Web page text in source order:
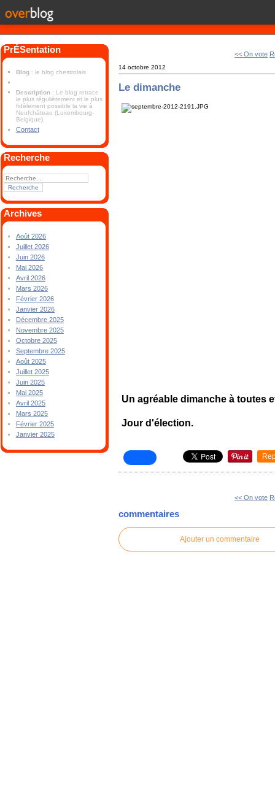
PrÉSentation
Blog : le blog chestrolais
Description : Le blog retrace
le plus régulièrement et le plus
fidèlement possible la vie à
Neufchâteau (Luxembourg-
Belgique).
Contact
Recherche
Archives
Août 2026
Juillet 2026
Juin 2026
Mai 2026
Avril 2026
Mars 2026
Février 2026
Janvier 2026
Décembre 2025
Novembre 2025
Octobre 2025
Septembre 2025
Août 2025
Juillet 2025
Juin 2025
Mai 2025
Avril 2025
Mars 2025
Février 2025
Janvier 2025
<< On vote
14 octobre 2012
Le dimanche
Un agréable dimanche à toutes
Jour d'élection.
<< On vote
commentaires
Ajouter un commentaire